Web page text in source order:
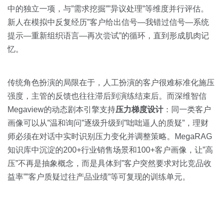
中的独立一项，与”需求挖掘””异议处理”等维度并行评估。
新人在模拟中反复经历”客户给出信号—我错过信号—系统
提示—重新组织语言—再次尝试”的循环，直到形成肌肉记
忆。
传统角色扮演的局限在于，人工扮演的客户很难标准化施压
强度，主管的反馈也往往滞后到演练结束后。而深维智信
Megaview的动态剧本引擎支持压力梯度设计：同一类客户
画像可以从”温和询问”逐级升级到”咄咄逼人的质疑”，理财
师必须在对话中实时识别压力变化并调整策略。MegaRAG
知识库中沉淀的200+行业销售场景和100+客户画像，让”高
压”不再是抽象概念，而是具体到”客户突然要求对比竞品收
益率””客户质疑过往产品业绩”等可复现的训练单元。